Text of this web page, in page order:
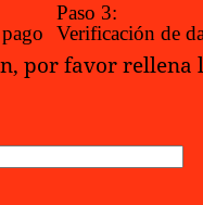
Paso 3:
Verificación de
por favor rellena